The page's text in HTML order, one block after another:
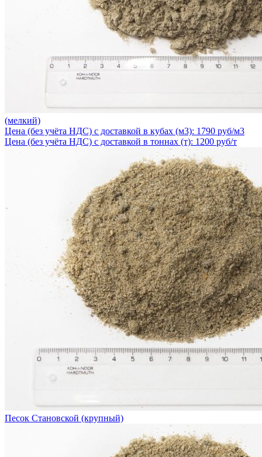
(мелкий)
Цена (без учёта НДС) с доставкой в кубах (м3): 1790 руб/м3
Цена (без учёта НДС) с доставкой в тоннах (т): 1200 руб/т
Песок Становской (крупный)